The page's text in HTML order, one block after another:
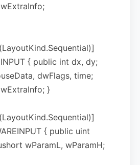
{ public int dx, dy;
dwFlags, time;
}
{ public uint
wParamL, wParamH;